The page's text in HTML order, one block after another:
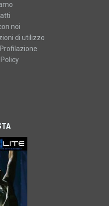
noi
di utilizzo